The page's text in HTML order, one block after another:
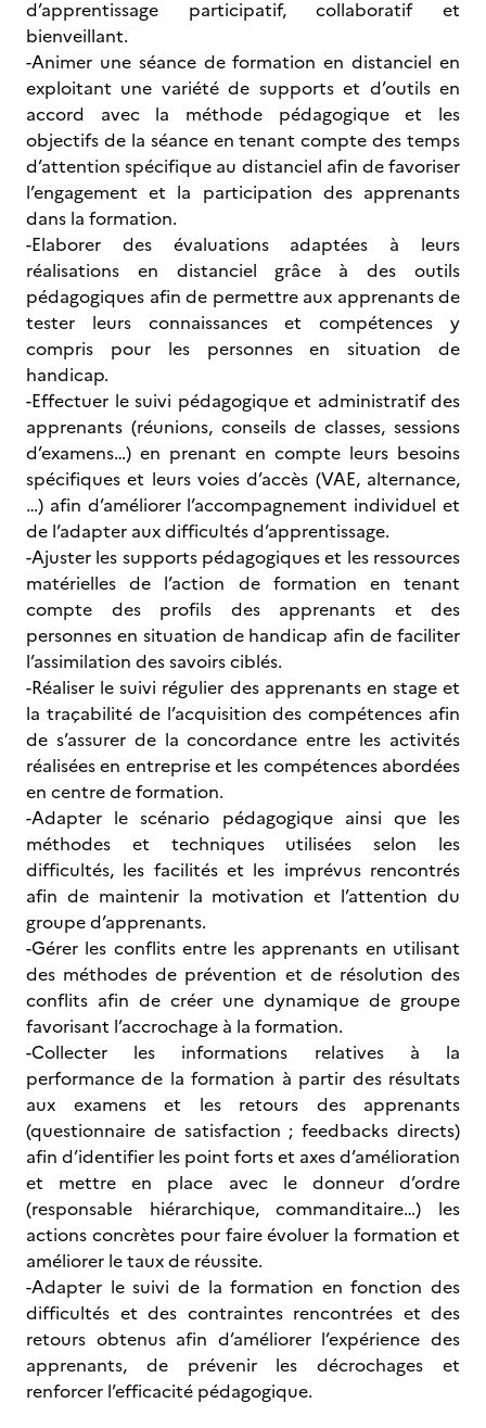
d’apprentissage participatif, collaboratif et
bienveillant.
-Animer une séance de formation en distanciel en
exploitant une variété de supports et d’outils en
accord avec la méthode pédagogique et les
objectifs de la séance en tenant compte des temps
d’attention spécifique au distanciel afin de favoriser
l’engagement et la participation des apprenants
dans la formation.
-Elaborer des évaluations adaptées à leurs
réalisations en distanciel grâce à des outils
pédagogiques afin de permettre aux apprenants de
tester leurs connaissances et compétences y
compris pour les personnes en situation de
handicap.
-Effectuer le suivi pédagogique et administratif des
apprenants (réunions, conseils de classes, sessions
d’examens…) en prenant en compte leurs besoins
spécifiques et leurs voies d’accès (VAE, alternance,
…) afin d’améliorer l’accompagnement individuel et
de l’adapter aux difficultés d’apprentissage.
-Ajuster les supports pédagogiques et les ressources
matérielles de l’action de formation en tenant
compte des profils des apprenants et des
personnes en situation de handicap afin de faciliter
l’assimilation des savoirs ciblés.
-Réaliser le suivi régulier des apprenants en stage et
la traçabilité de l’acquisition des compétences afin
de s’assurer de la concordance entre les activités
réalisées en entreprise et les compétences abordées
en centre de formation.
-Adapter le scénario pédagogique ainsi que les
méthodes et techniques utilisées selon les
difficultés, les facilités et les imprévus rencontrés
afin de maintenir la motivation et l’attention du
groupe d’apprenants.
-Gérer les conflits entre les apprenants en utilisant
des méthodes de prévention et de résolution des
conflits afin de créer une dynamique de groupe
favorisant l’accrochage à la formation.
-Collecter les informations relatives à la
performance de la formation à partir des résultats
aux examens et les retours des apprenants
(questionnaire de satisfaction ; feedbacks directs)
afin d’identifier les point forts et axes d’amélioration
et mettre en place avec le donneur d’ordre
(responsable hiérarchique, commanditaire…) les
actions concrètes pour faire évoluer la formation et
améliorer le taux de réussite.
-Adapter le suivi de la formation en fonction des
difficultés et des contraintes rencontrées et des
retours obtenus afin d’améliorer l’expérience des
apprenants, de prévenir les décrochages et
renforcer l’efficacité pédagogique.